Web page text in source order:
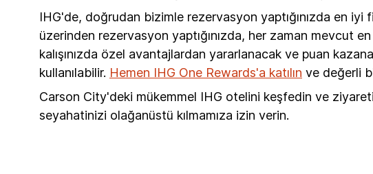
IHG'de, doğrudan bizimle rezervasyon yaptığınızda en
üzerinden rezervasyon yaptığınızda, her zaman mevcut en
kalışınızda özel avantajlardan yararlanacak ve puan
kullanılabilir. Hemen IHG One Rewards'a katılın ve değerli
Carson City'deki mükemmel IHG otelini keşfedin ve
seyahatinizi olağanüstü kılmamıza izin verin.